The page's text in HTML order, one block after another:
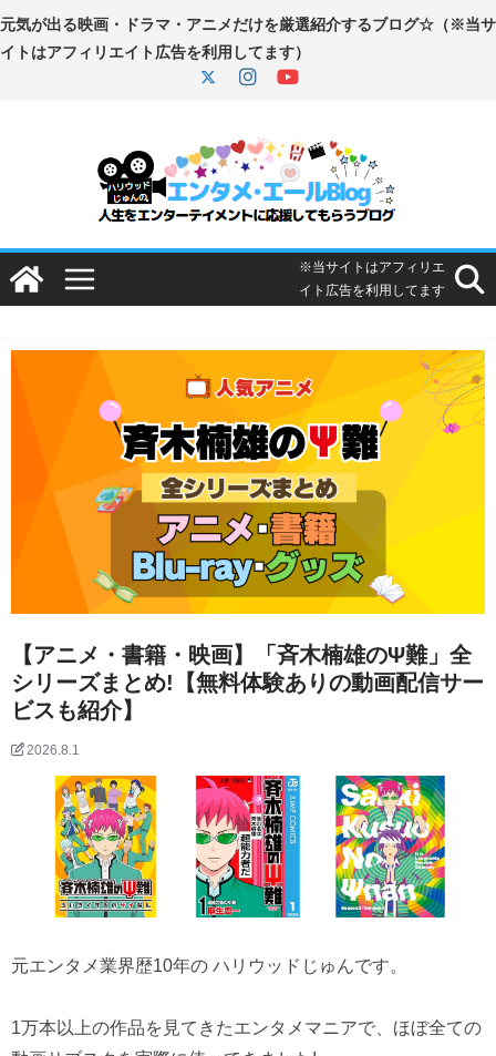
コ
ン
プ
【アニメ・書籍・映画】「斉木楠雄のΨ難」全
シリーズまとめ!【無料体験ありの動画配信サー
ビスも紹介】
2026.8.1
元エンタメ業界歴10年の ハリウッドじゅんです。
1万本以上の作品を見てきたエンタメマニアで、ほぼ全ての